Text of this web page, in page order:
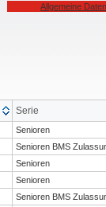
Allgemeine
Serie
Senioren
Senioren BMS
Senioren
Senioren
Senioren BMS